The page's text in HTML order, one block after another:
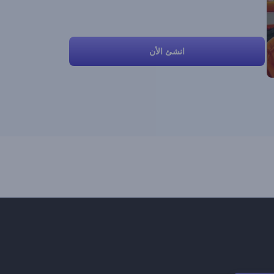
انشئ الأن